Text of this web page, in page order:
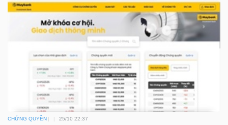
CHỨNG QUYỀN 25/10 22:37
XUẤT
Ngành